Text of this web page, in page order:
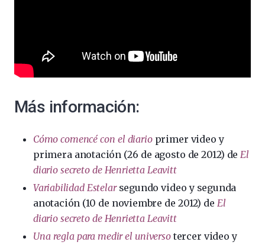
Más información:
Cómo comencé con el diarioprimer video y
primera anotación (26 de agosto de 2012) deEl
diario secreto de Henrietta Leavitt
Variabilidad Estelarsegundo video y segunda
anotación (10 de noviembre de 2012) de El
diario secreto de Henrietta Leavitt
Una regla para medir el universotercer video y